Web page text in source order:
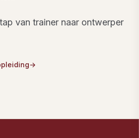
van trainer naar ontwerper
→